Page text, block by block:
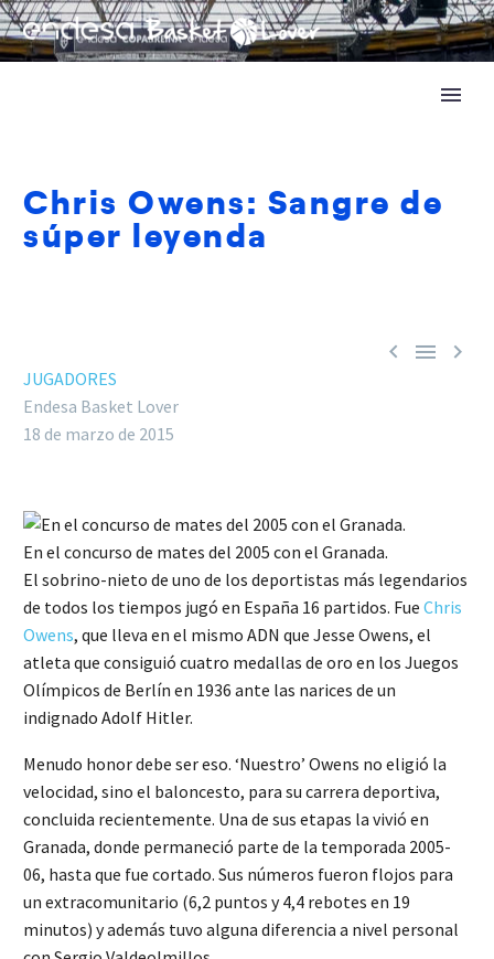
Chris Owens: Sangre de
súper leyenda
  
JUGADORES
Endesa Basket Lover
18 de marzo de 2015
En el concurso de mates del 2005 con el Granada.
El sobrino-nieto de uno de los deportistas más legendarios
de todos los tiempos jugó en España 16 partidos. Fue Chris
Owens, que lleva en el mismo ADN que Jesse Owens, el
atleta que consiguió cuatro medallas de oro en los Juegos
Olímpicos de Berlín en 1936 ante las narices de un
indignado Adolf Hitler.
Menudo honor debe ser eso. ‘Nuestro’ Owens no eligió la
velocidad, sino el baloncesto, para su carrera deportiva,
concluida recientemente. Una de sus etapas la vivió en
Granada, donde permaneció parte de la temporada 2005-
06, hasta que fue cortado. Sus números fueron flojos para
un extracomunitario (6,2 puntos y 4,4 rebotes en 19
minutos) y además tuvo alguna diferencia a nivel personal